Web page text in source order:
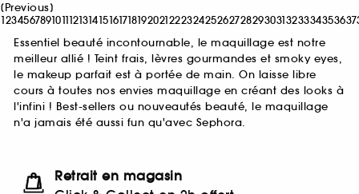
[Previous]
12345678910111213141516171819202122232425262728293031323334353637
Essentiel beauté incontournable, le maquillage est notre
meilleur allié ! Teint frais, lèvres gourmandes et smoky eyes,
le makeup parfait est à portée de main. On laisse libre
cours à toutes nos envies maquillage en créant des looks à
l'infini ! Best-sellers ou nouveautés beauté, le maquillage
n'a jamais été aussi fun qu'avec Sephora.
Retrait en magasin